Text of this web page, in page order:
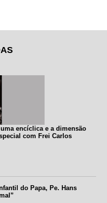
encíclica e a dimensão
com Frei Carlos
do Papa, Pe. Hans